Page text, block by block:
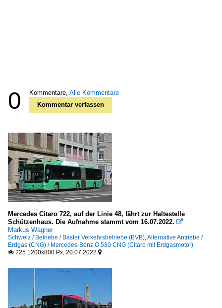
0 Kommentare, Alle Kommentare
Kommentar verfassen
Mercedes Citaro 722, auf der Linie 48, fährt zur Haltestelle
Schützenhaus. Die Aufnahme stammt vom 16.07.2022. 
Markus Wagner
Schweiz / Betriebe / Basler Verkehrsbetriebe (BVB),Alternative Antriebe /
Erdgas (CNG) / Mercedes-Benz O 530 CNG (Citaro mit Erdgasmotor)
 225 1200x800 Px, 20.07.2022 